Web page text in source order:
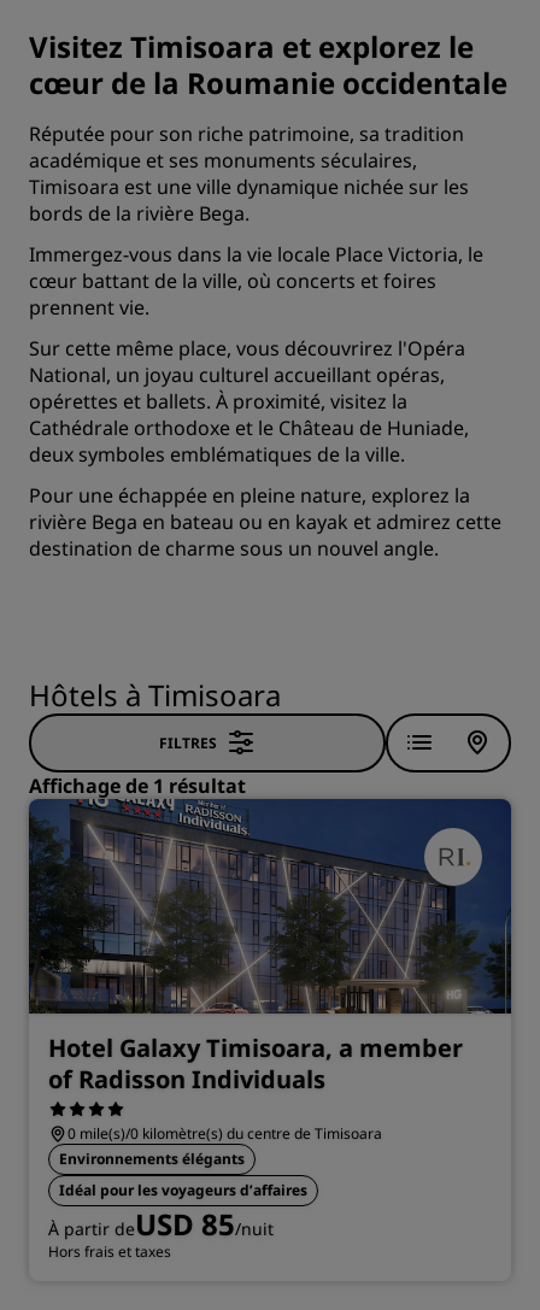
Visitez Timisoara et explorez le
cœur de la Roumanie occidentale
Réputée pour son riche patrimoine, sa tradition
académique et ses monuments séculaires,
Timisoara est une ville dynamique nichée sur les
bords de la rivière Bega.
Immergez-vous dans la vie locale Place Victoria, le
cœur battant de la ville, où concerts et foires
prennent vie.
Sur cette même place, vous découvrirez l'Opéra
National, un joyau culturel accueillant opéras,
opérettes et ballets. À proximité, visitez la
Cathédrale orthodoxe et le Château de Huniade,
deux symboles emblématiques de la ville.
Pour une échappée en pleine nature, explorez la
rivière Bega en bateau ou en kayak et admirez cette
destination de charme sous un nouvel angle.
Hôtels à Timisoara
FILTRES
Affichage de 1 résultat
Hotel Galaxy Timisoara, a member
of Radisson Individuals
0 mile(s)/0 kilomètre(s) du centre de Timisoara
Environnements élégants
Idéal pour les voyageurs d’affaires
À partir deUSD 85/nuit
Hors frais et taxes